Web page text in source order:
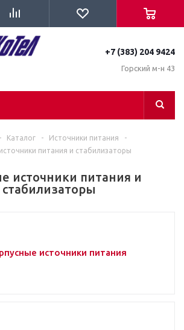
+7 (383) 204 9424
Горский м-н 43
- Каталог - Источники питания
-
питания и стабилизаторы
источники питания и
стабилизаторы
источники питания